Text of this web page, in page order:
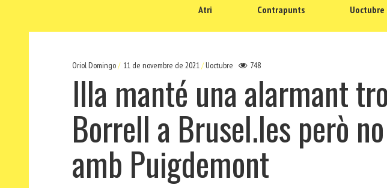
Atri Contrapunts Uoctubre
Oriol Domingo 11 de novembre de 2021 Uoctubre 748
Illa manté una alarmant
Borrell a Brusel.les però
amb Puigdemont